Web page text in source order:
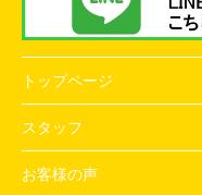
トップページ
スタッフ
お客様の声